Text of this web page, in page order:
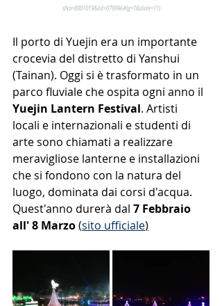
sNo=0001019&lid=079996#lg=1&slide=11)
Il porto di Yuejin era un importante
crocevia del distretto di Yanshui
(Tainan). Oggi si è trasformato in un
parco fluviale che ospita ogni anno il
Yuejin Lantern Festival. Artisti
locali e internazionali e studenti di
arte sono chiamati a realizzare
meravigliose lanterne e installazioni
che si fondono con la natura del
luogo, dominata dai corsi d'acqua.
Quest'anno durerà dal 7 Febbraio
all' 8 Marzo (sito ufficiale)